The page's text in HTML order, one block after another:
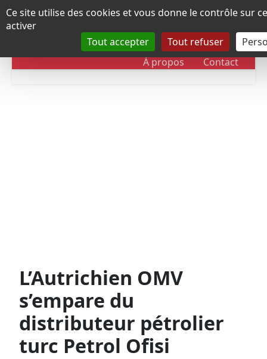
Panneau de gestion des cookies
Ce site utilise des cookies et vous donne le contrôle sur
activer
Tout accepter
Tout refuser
DOSSIERS CHRONOLOGIE
À propos Contact
L’Autrichien OMV
s’empare du
distributeur pétrolier
turc Petrol Ofisi